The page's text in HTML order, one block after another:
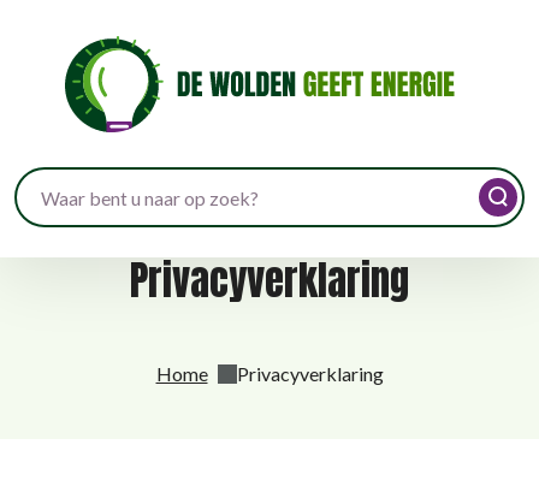
Waar
bent
Privacyverklaring
Home Privacyverklaring